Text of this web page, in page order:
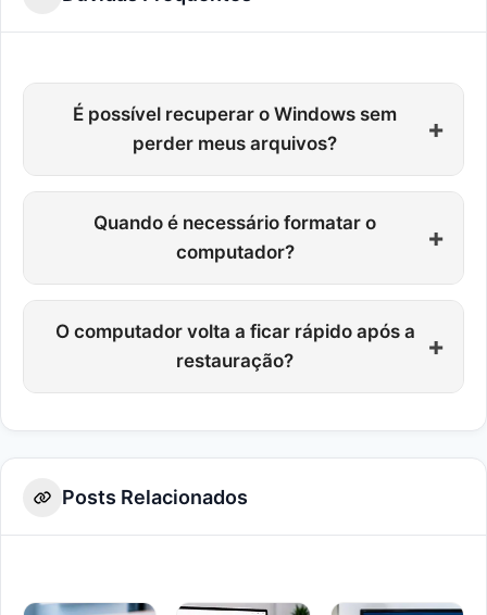
É possível recuperar o Windows sem
perder meus arquivos?
+
Quando é necessário formatar o
computador?
+
O computador volta a ficar rápido após a
restauração?
+
Posts Relacionados